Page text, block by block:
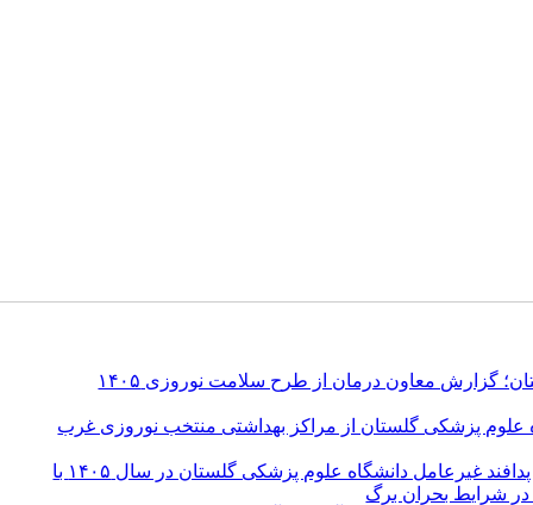
گزارش معاون درمان از طرح سلامت نوروزی ۱۴۰۵
علوم پزشکی گلستان از مراکز بهداشتی منتخب نوروزی غرب
نخستین جلسه ستاد مدیریت بحران و پدافند غیرعامل دانشگاه علوم پزشکی گلستان در سال ۱۴۰۵ با
در شرایط بحران برگ